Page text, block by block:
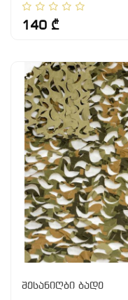
140 ₾
შესანიღბი ბადე